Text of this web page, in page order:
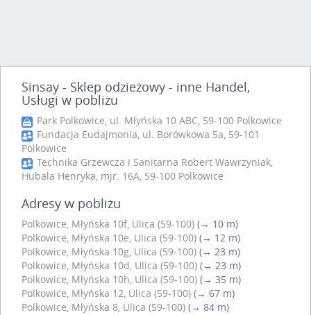
Sinsay - Sklep odzieżowy - inne Handel,
Usługi w pobliżu
Park Polkowice, ul. Młyńska 10 ABC, 59-100 Polkowice
Fundacja Eudajmonia, ul. Borówkowa 5a, 59-101
Polkowice
Technika Grzewcza i Sanitarna Robert Wawrzyniak,
Hubala Henryka, mjr. 16A, 59-100 Polkowice
Adresy w pobliżu
Polkowice, Młyńska 10f, Ulica (59-100) (→ 10 m)
Polkowice, Młyńska 10e, Ulica (59-100) (→ 12 m)
Polkowice, Młyńska 10g, Ulica (59-100) (→ 23 m)
Polkowice, Młyńska 10d, Ulica (59-100) (→ 23 m)
Polkowice, Młyńska 10h, Ulica (59-100) (→ 35 m)
Polkowice, Młyńska 12, Ulica (59-100) (→ 67 m)
Polkowice, Młyńska 8, Ulica (59-100) (→ 84 m)